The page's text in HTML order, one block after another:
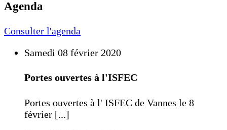
Agenda
Consulter l'agenda
Samedi 08 février 2020
Portes ouvertes à l'ISFEC
Portes ouvertes à l' ISFEC de Vannes le 8
février [...]